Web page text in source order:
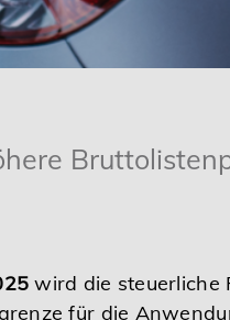
wird die steuerliche
für die